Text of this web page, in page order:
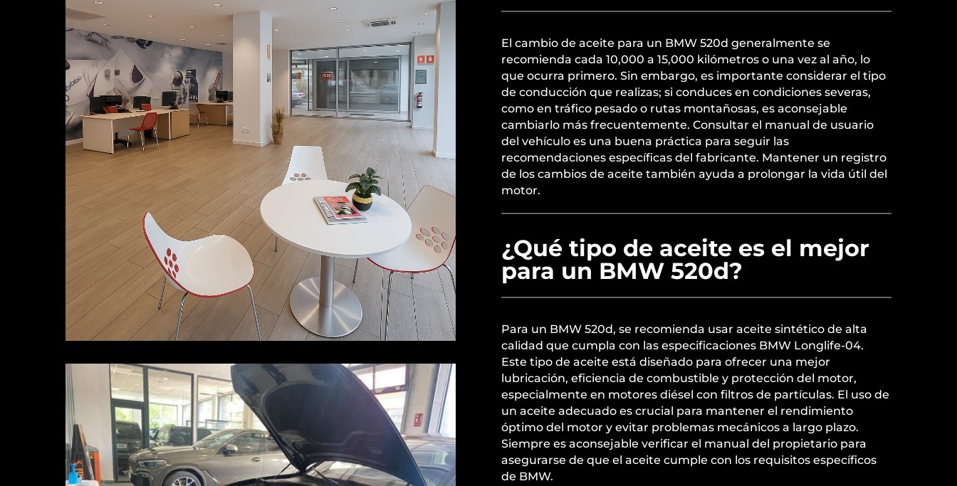
El cambio de aceite para un BMW 520d generalmente se
recomienda cada 10,000 a 15,000 kilómetros o una vez al año, lo
que ocurra primero. Sin embargo, es importante considerar el tipo
de conducción que realizas; si conduces en condiciones severas,
como en tráfico pesado o rutas montañosas, es aconsejable
cambiarlo más frecuentemente. Consultar el manual de usuario
del vehículo es una buena práctica para seguir las
recomendaciones específicas del fabricante. Mantener un registro
de los cambios de aceite también ayuda a prolongar la vida útil del
motor.
¿Qué tipo de aceite es el mejor
para un BMW 520d?
Para un BMW 520d, se recomienda usar aceite sintético de alta
calidad que cumpla con las especificaciones BMW Longlife-04.
Este tipo de aceite está diseñado para ofrecer una mejor
lubricación, eficiencia de combustible y protección del motor,
especialmente en motores diésel con filtros de partículas. El uso de
un aceite adecuado es crucial para mantener el rendimiento
óptimo del motor y evitar problemas mecánicos a largo plazo.
Siempre es aconsejable verificar el manual del propietario para
asegurarse de que el aceite cumple con los requisitos específicos
de BMW.